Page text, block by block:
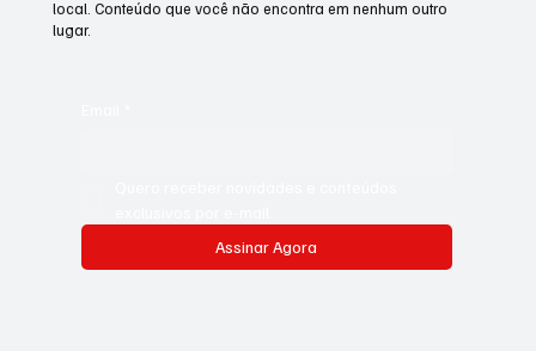
Assinar Agora
local. Conteúdo que você não encontra em nenhum outro
lugar.